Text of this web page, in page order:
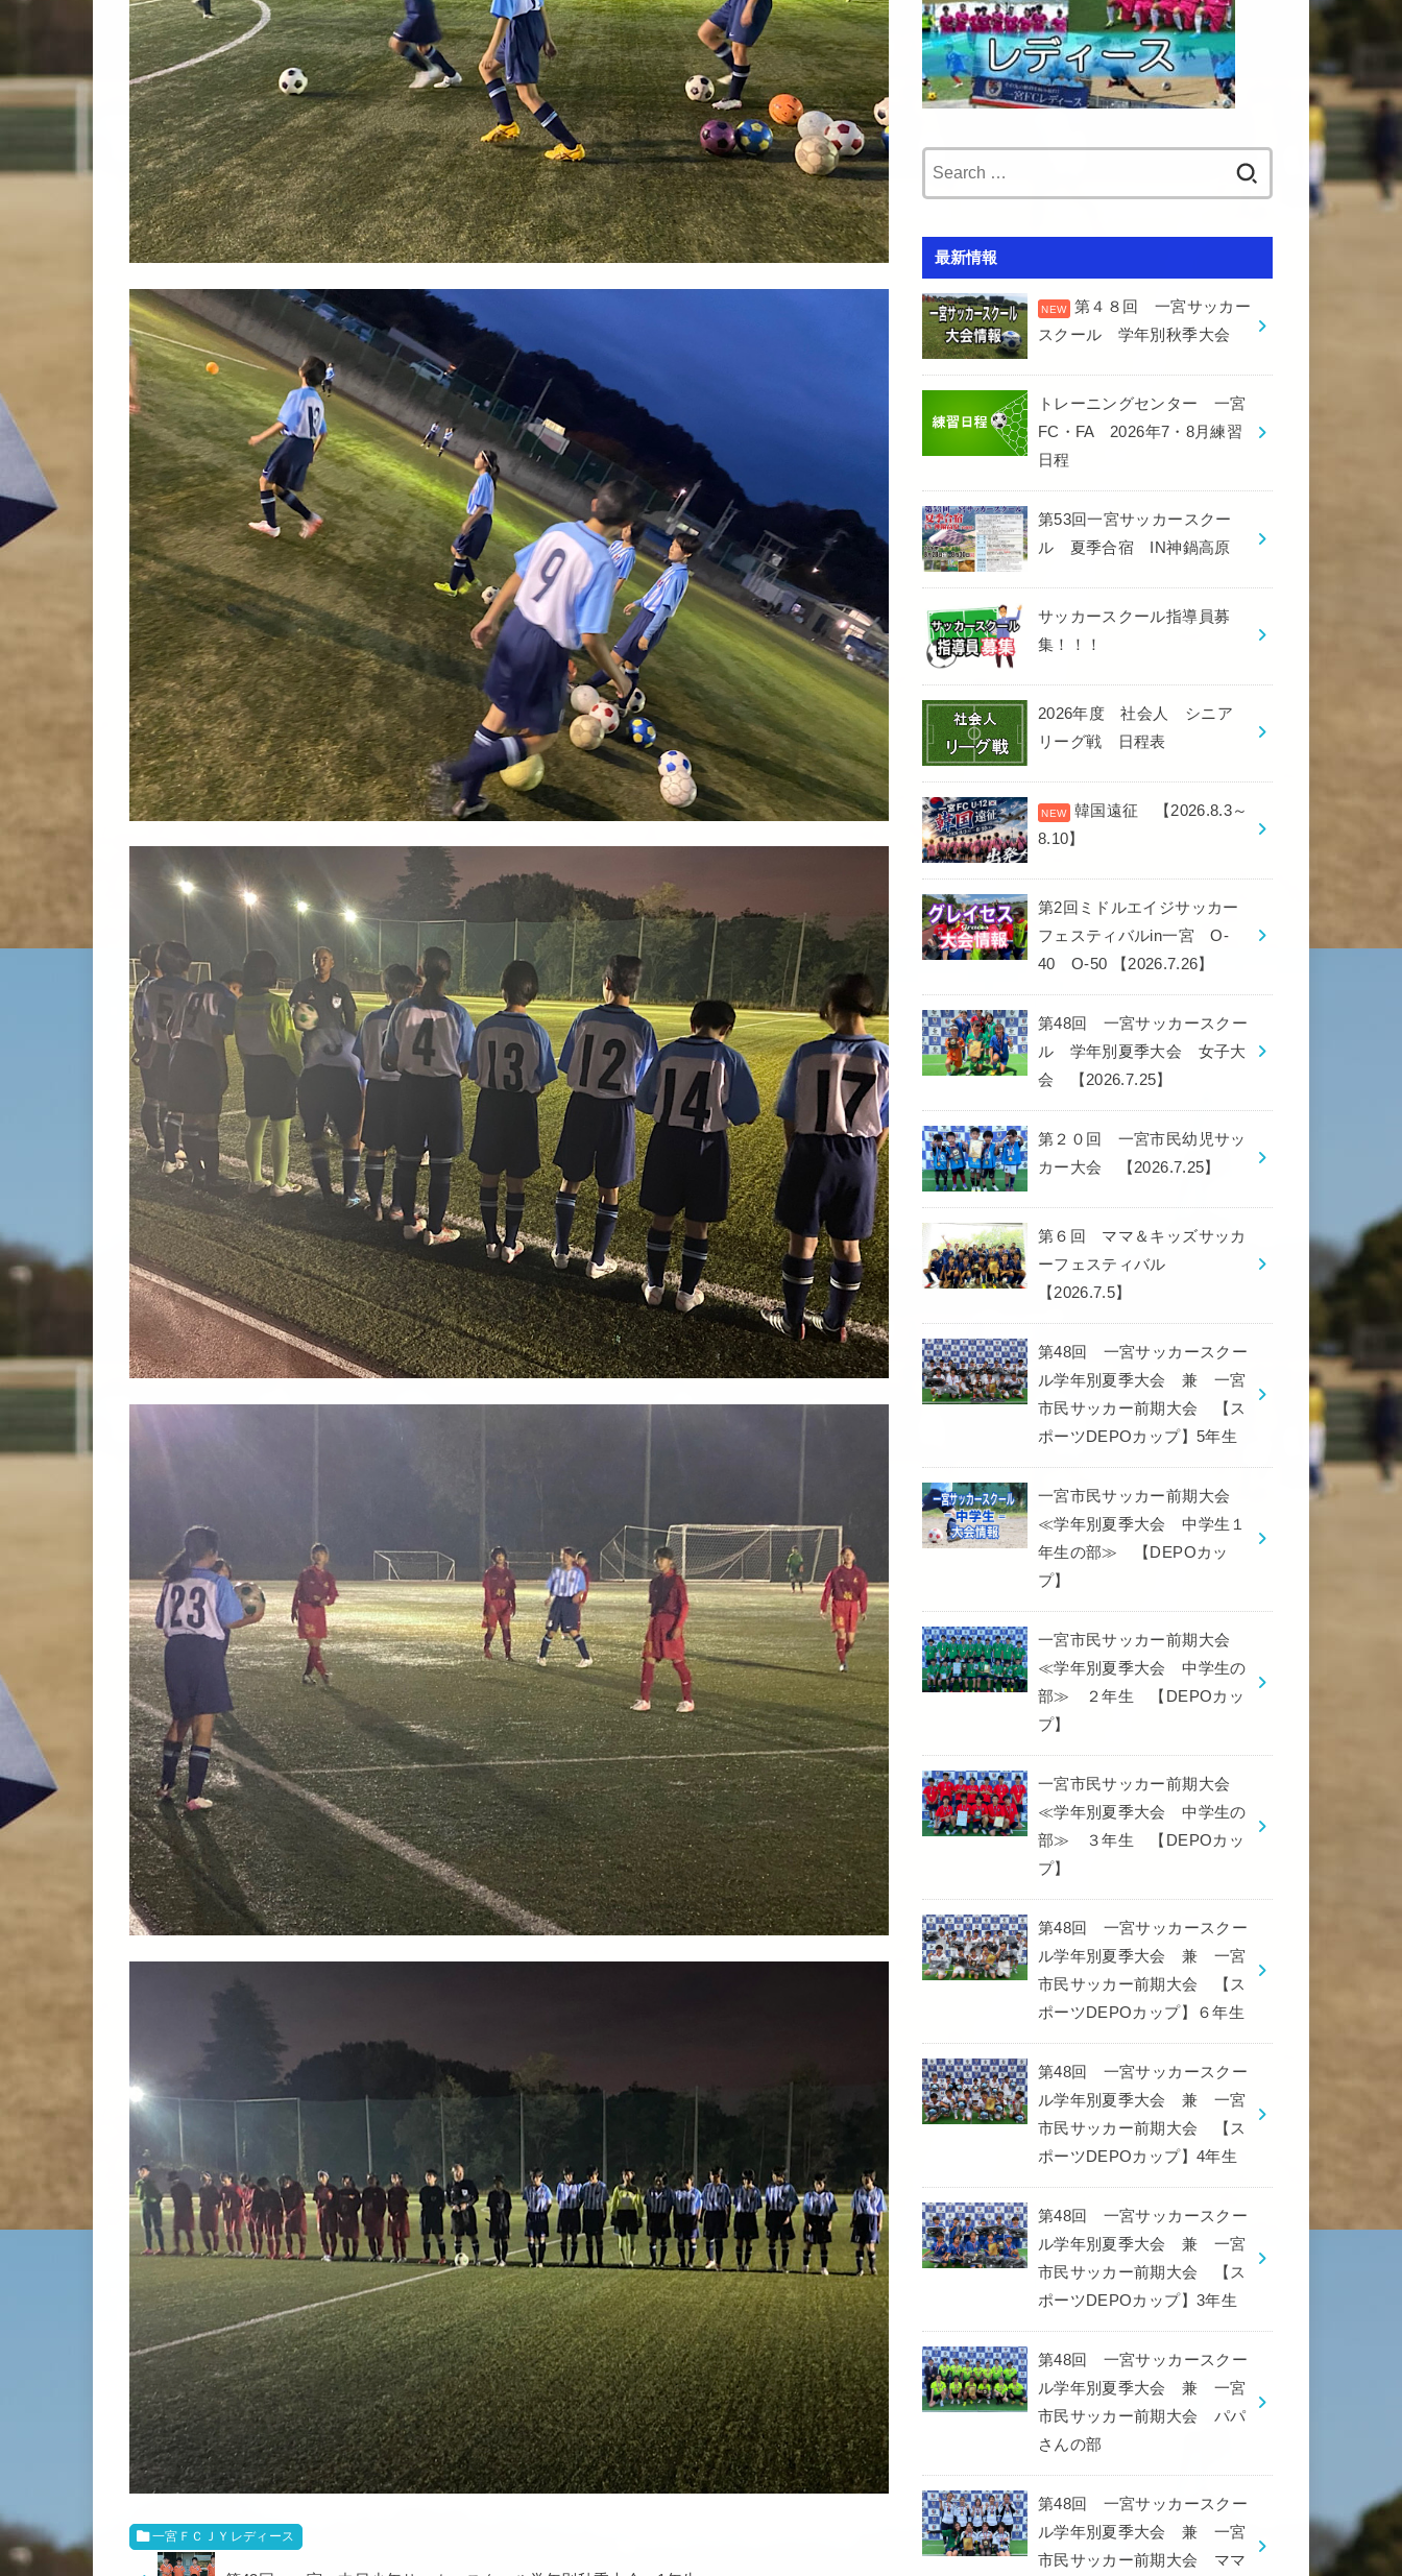
一宮ＦＣＪＹレディース
最新情報
第４８回 一宮サッカー
スクール 学年別秋季大会
トレーニングセンター 一宮
FC・FA 2026年7・8月練習
日程
第53回一宮サッカースクー
ル 夏季合宿 IN神鍋高原
サッカースクール指導員募
集！！！
2026年度 社会人 シニア
リーグ戦 日程表
韓国遠征 【2026.8.3～
8.10】
第2回ミドルエイジサッカー
フェスティバルin一宮 O-
40 O-50 【2026.7.26】
第48回 一宮サッカースクー
ル 学年別夏季大会 女子大
会 【2026.7.25】
第２０回 一宮市民幼児サッ
カー大会 【2026.7.25】
第６回 ママ＆キッズサッカ
ーフェスティバル
【2026.7.5】
第48回 一宮サッカースクー
ル学年別夏季大会 兼 一宮
市民サッカー前期大会 【ス
ポーツDEPOカップ】5年生
一宮市民サッカー前期大会
≪学年別夏季大会 中学生１
年生の部≫ 【DEPOカッ
プ】
一宮市民サッカー前期大会
≪学年別夏季大会 中学生の
部≫ ２年生 【DEPOカッ
プ】
一宮市民サッカー前期大会
≪学年別夏季大会 中学生の
部≫ ３年生 【DEPOカッ
プ】
第48回 一宮サッカースクー
ル学年別夏季大会 兼 一宮
市民サッカー前期大会 【ス
ポーツDEPOカップ】６年生
第48回 一宮サッカースクー
ル学年別夏季大会 兼 一宮
市民サッカー前期大会 【ス
ポーツDEPOカップ】4年生
第48回 一宮サッカースクー
ル学年別夏季大会 兼 一宮
市民サッカー前期大会 【ス
ポーツDEPOカップ】3年生
第48回 一宮サッカースクー
ル学年別夏季大会 兼 一宮
市民サッカー前期大会 パパ
さんの部
第48回 一宮サッカースクー
ル学年別夏季大会 兼 一宮
市民サッカー前期大会 ママ